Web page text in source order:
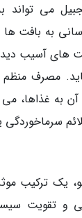
می
به بافت
های آسیب
مصرف منظم
به غذاها،
سرماخوردگی
یک ترکیب
و تقویت